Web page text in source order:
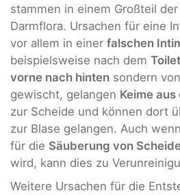
stammen in einem Großteil
Darmflora. Ursachen für eine
vor allem in einer falschen
beispielsweise nach dem
vorne nach hinten sondern
gewischt, gelangen Keime
zur Scheide und können dort
zur Blase gelangen. Auch
für die Säuberung von
wird, kann dies zu
Weitere Ursachen für die